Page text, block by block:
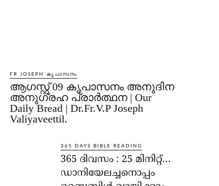
FR JOSEPH കൃപാസനം
ആഗസ്റ്റ് 09 കൃപാസനം അനുദിന
അനുഗ്രഹ പ്രാർത്ഥന | Our
Daily Bread | Dr.Fr.V.P Joseph
Valiyaveettil.
365 DAYS BIBLE READING
365 ദിവസം : 25 മിനിറ്റ്…
ഡാനിയേലച്ചനൊപ്പം